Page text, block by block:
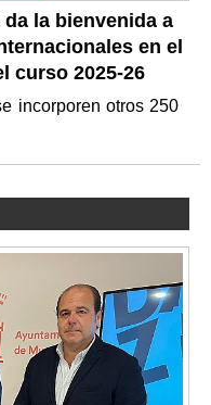
la bienvenida a
en el
curso 2025-26
incorporen otros 250